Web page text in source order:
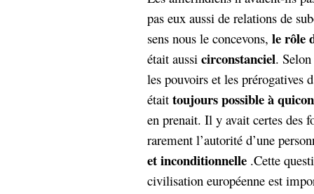
pas eux aussi de relations de
sens nous le concevons, le rôle
était aussi circonstanciel.
les pouvoirs et les prérogatives
était toujours possible à
en prenait. Il y avait certes des
rarement l’autorité d’une
et inconditionnelle .Cette
civilisation européenne est